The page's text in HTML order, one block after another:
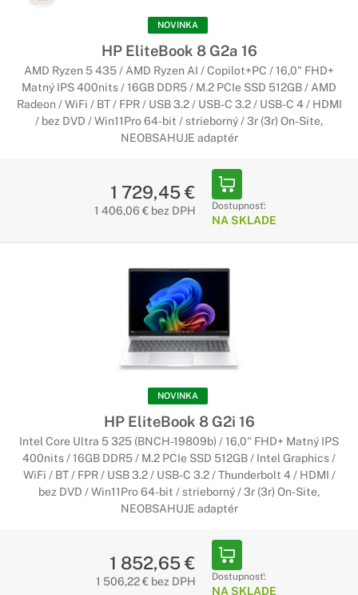
NOVINKA
HP EliteBook 8 G2a 16
AMD Ryzen 5 435 / AMD Ryzen AI / Copilot+PC / 16,0" FHD+
Matný IPS 400nits / 16GB DDR5 / M.2 PCIe SSD 512GB / AMD
Radeon / WiFi / BT / FPR / USB 3.2 / USB-C 3.2 / USB-C 4 / HDMI
/ bez DVD / Win11Pro 64-bit / strieborný / 3r (3r) On-Site,
NEOBSAHUJE adaptér
1 729,45 €
1 406,06 € bez DPH Dostupnosť:
NA SKLADE
NOVINKA
HP EliteBook 8 G2i 16
Intel Core Ultra 5 325 (BNCH-19809b) / 16,0" FHD+ Matný IPS
400nits / 16GB DDR5 / M.2 PCIe SSD 512GB / Intel Graphics /
WiFi / BT / FPR / USB 3.2 / USB-C 3.2 / Thunderbolt 4 / HDMI /
bez DVD / Win11Pro 64-bit / strieborný / 3r (3r) On-Site,
NEOBSAHUJE adaptér
1 852,65 €
1 506,22 € bez DPH Dostupnosť:
NA SKLADE